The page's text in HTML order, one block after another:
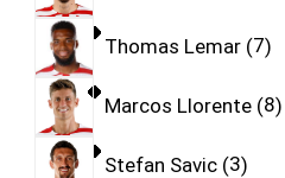
Thomas Lemar 7
Marcos Llorente 8
Stefan Savic 3